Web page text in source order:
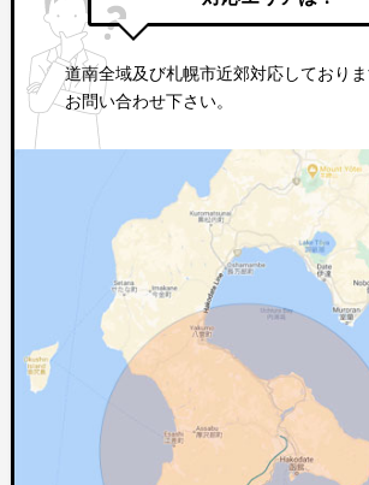
道南全域及び札幌市近郊対応しており
お問い合わせ下さい。